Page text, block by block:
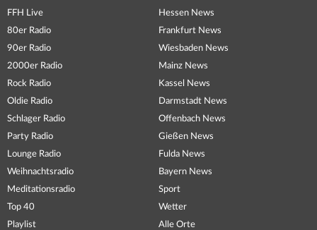
FFH Live
80er Radio
90er Radio
2000er Radio
Rock Radio
Oldie Radio
Schlager Radio
Party Radio
Lounge Radio
Weihnachtsradio
Meditationsradio
Top 40
Playlist
Hessen News
Frankfurt News
Wiesbaden News
Mainz News
Kassel News
Darmstadt News
Offenbach News
Gießen News
Fulda News
Bayern News
Sport
Wetter
Alle Orte